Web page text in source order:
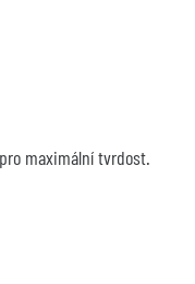
maximální tvrdost.